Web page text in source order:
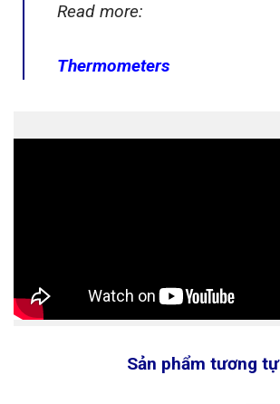
Read more:
Thermometers
Sản phẩm tương tự